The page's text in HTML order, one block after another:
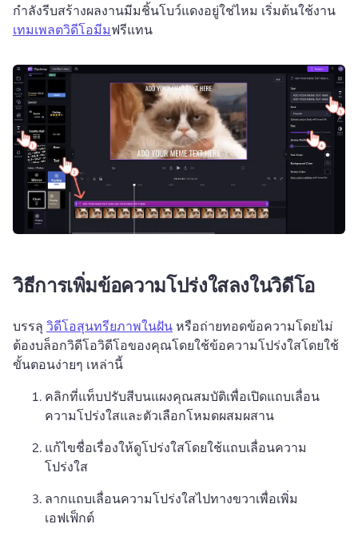
กำลังรีบสร้างผลงานมีมชิ้นโบว์แดงอยู่ใช่ไหม เริ่มต้นใช้งาน
เทมเพลตวิดีโอมีมฟรีแทน
วิธีการเพิ่มข้อความโปร่งใสลงในวิดีโอ
บรรลุ วิดีโอสุนทรียภาพในฝัน หรือถ่ายทอดข้อความโดยไม่
ต้องบล็อกวิดีโอวิดีโอของคุณโดยใช้ข้อความโปร่งใสโดยใช้
ขั้นตอนง่ายๆ เหล่านี้
คลิกที่แท็บปรับสีบนแผงคุณสมบัติเพื่อเปิดแถบเลื่อน
ความโปร่งใสและตัวเลือกโหมดผสมผสาน
แก้ไขชื่อเรื่องให้ดูโปร่งใสโดยใช้แถบเลื่อนความ
โปร่งใส
ลากแถบเลื่อนความโปร่งใสไปทางขวาเพื่อเพิ่ม
เอฟเฟ็กต์